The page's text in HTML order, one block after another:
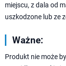
miejscu, z dala od
uszkodzone lub ze
Ważne:
Produkt nie może